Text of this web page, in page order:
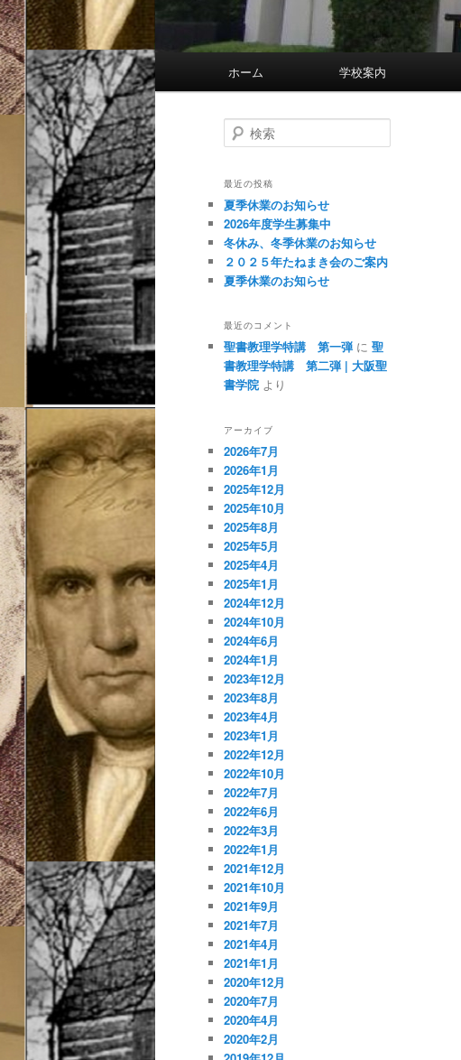
ホーム 学校案内
検
索
最近の投稿
夏季休業のお知らせ
2026年度学生募集中
冬休み、冬季休業のお知らせ
２０２５年たねまき会のご案内
夏季休業のお知らせ
最近のコメント
聖書教理学特講 第一弾 に 聖
書教理学特講 第二弾 | 大阪聖
書学院 より
アーカイブ
2026年7月
2026年1月
2025年12月
2025年10月
2025年8月
2025年5月
2025年4月
2025年1月
2024年12月
2024年10月
2024年6月
2024年1月
2023年12月
2023年8月
2023年4月
2023年1月
2022年12月
2022年10月
2022年7月
2022年6月
2022年3月
2022年1月
2021年12月
2021年10月
2021年9月
2021年7月
2021年4月
2021年1月
2020年12月
2020年7月
2020年4月
2020年2月